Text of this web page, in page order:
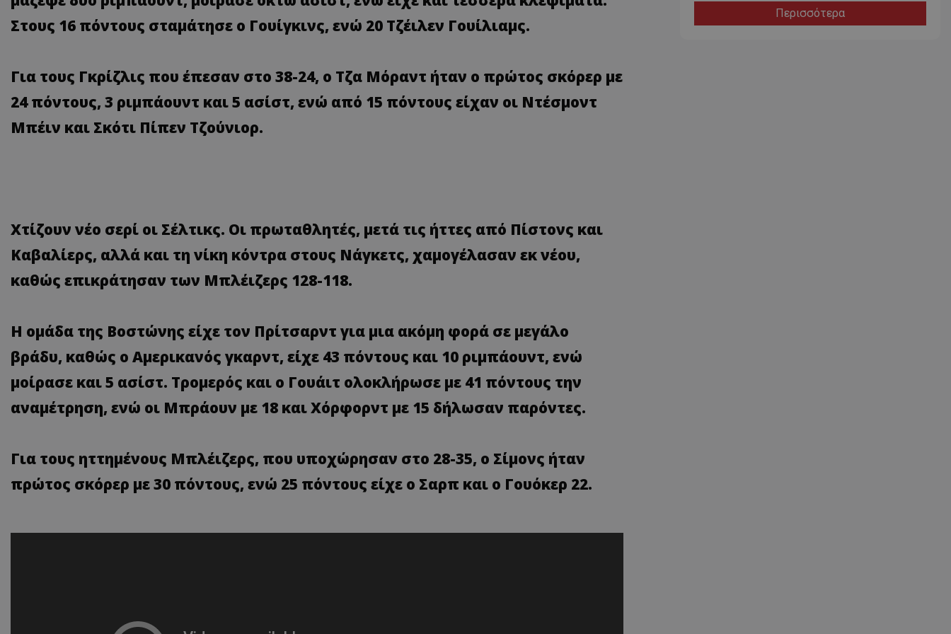
Στους 16 πόντους σταμάτησε ο Γουίγκινς, ενώ 20 Τζέιλεν Γουίλιαμς.
Για τους Γκρίζλις που έπεσαν στο 38-24, ο Τζα Μόραντ ήταν ο πρώτος σκόρερ με
24 πόντους, 3 ριμπάουντ και 5 ασίστ, ενώ από 15 πόντους είχαν οι Ντέσμοντ
Μπέιν και Σκότι Πίπεν Τζούνιορ.
Χτίζουν νέο σερί οι Σέλτικς. Οι πρωταθλητές, μετά τις ήττες από Πίστονς και
Καβαλίερς, αλλά και τη νίκη κόντρα στους Νάγκετς, χαμογέλασαν εκ νέου,
καθώς επικράτησαν των Μπλέιζερς 128-118.
Η ομάδα της Βοστώνης είχε τον Πρίτσαρντ για μια ακόμη φορά σε μεγάλο
βράδυ, καθώς ο Αμερικανός γκαρντ, είχε 43 πόντους και 10 ριμπάουντ, ενώ
μοίρασε και 5 ασίστ. Τρομερός και ο Γουάιτ ολοκλήρωσε με 41 πόντους την
αναμέτρηση, ενώ οι Μπράουν με 18 και Χόρφορντ με 15 δήλωσαν παρόντες.
Για τους ηττημένους Μπλέιζερς, που υποχώρησαν στο 28-35, ο Σίμονς ήταν
πρώτος σκόρερ με 30 πόντους, ενώ 25 πόντους είχε ο Σαρπ και ο Γουόκερ 22.
Περισσότερα